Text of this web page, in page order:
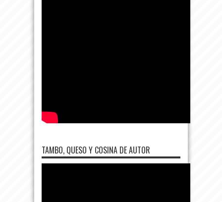
TAMBO, QUESO Y COSINA DE AUTOR